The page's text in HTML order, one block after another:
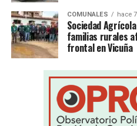
COMUNALES hace
Sociedad
familias rurales
frontal en Vicuña